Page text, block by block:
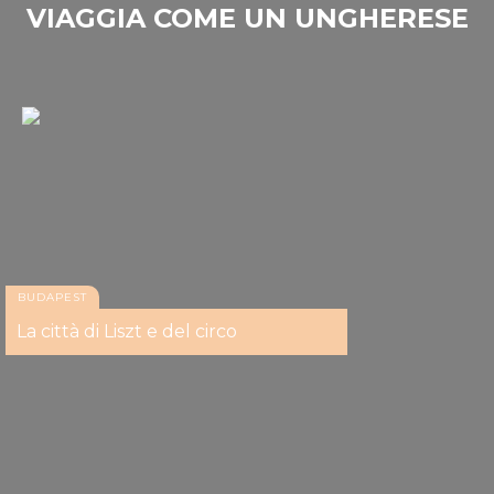
VIAGGIA COME UN UNGHERESE
BUDAPEST
La città di Liszt e del circo